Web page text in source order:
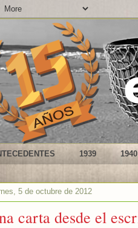
1939 1940
5 de octubre de 2012
carta desde el